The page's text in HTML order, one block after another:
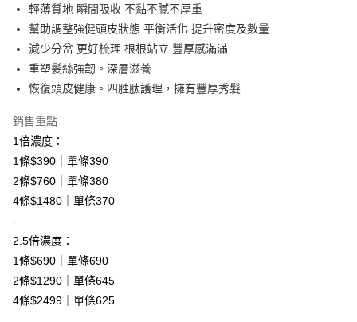
2.透過簡訊連結打開帳單後，可選擇「超商條碼／台灣大直營門市／銀行轉
帳／街口支付／iPASS MONEY」等通路繳費。
【注意事項】
1.本服務係由「台灣大哥大股份有限公司」（以下簡稱本公司）所提供，讓
買賣價金債權讓與本公司後，依約使用本公司帳單繳交帳款。
資料（包含姓名、電話或地址）提供予台灣大哥大進項蒐集、處理及利用，
由本公司與您本人進行分期帳單所需資料之確認、核對及更正。
3.完整用戶服務條款，請詳閱以下連結：
結帳頁面，進行簡訊認證並確認金額後，即可完成結帳。
２．訂單成立數日內，您將收到繳費通知簡訊。
３．收到繳費通知簡訊後14天內，點擊此簡訊中的連結，可透過四大超商／
ATM／網路銀行／等多元方式進行付款，方視為交易完成。
※ 請注意：結帳手續完成當下不需立刻繳費，但若您需要取消訂單，請聯絡
購買商品的店家。未經商家同意取消之訂單仍視為有效，需透過AFTEE先享
※ 交易是否成功請以「AFTEE先享後付 」之結帳頁面顯示為準，若有關於
是否繳費成功／繳費後需取消欲退款等相關疑問，請聯繫「AFTEE先享後付
客戶支援中心」
１．透過由恩沛科技股份有限公司提供之「AFTEE先享後付」服務完成之交
易，需依本服務之必要範圍內提供個人資料，並將交易相關給付款項請求債
https://aftee.tw/terms/#terms3
３．未成年的使用者請事先徵得法定代理人或監護人之同意方可使用
任。
４．使用「AFTEE先享後付」時，將依據個別帳號之用戶狀況，依本公司即
免運費
付款後全家取貨
免運費
7-11取貨付款
免運費
付款後7-11取貨
免運費
宅配
新竹貨運宅配
免運費
貨到付款
輕薄質地 瞬間吸收 不黏不膩不厚重
幫助調整強健頭皮狀態 平衡活化 提升密度及數量
減少分岔 更好梳理 根根站立 豐厚感滿滿
重塑髮絲強韌。深層滋養
恢復頭皮健康。四胜肽護理，擁有豐厚秀髮
銷售重點
1倍濃度：
1條$390｜單條390
2條$760｜單條380
4條$1480｜單條370
-
2.5倍濃度：
1條$690｜單條690
2條$1290｜單條645
4條$2499｜單條625